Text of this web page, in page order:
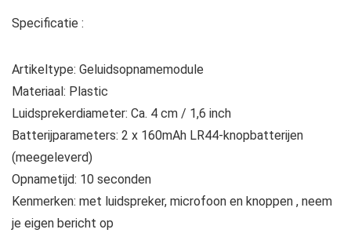
Specificatie :
Artikeltype: Geluidsopnamemodule
Materiaal: Plastic
Luidsprekerdiameter: Ca. 4 cm / 1,6 inch
Batterijparameters: 2 x 160mAh LR44-knopbatterijen
(meegeleverd)
Opnametijd: 10 seconden
Kenmerken: met luidspreker, microfoon en knoppen , neem
je eigen bericht op